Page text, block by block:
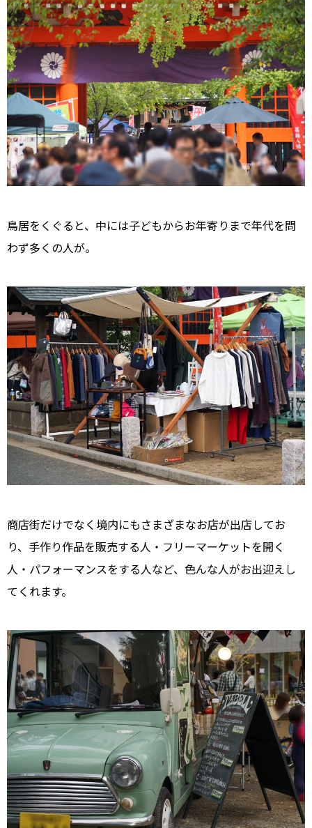
鳥居をくぐると、中には子どもからお年寄りまで年代を問
わず多くの人が。
商店街だけでなく境内にもさまざまなお店が出店してお
り、手作り作品を販売する人・フリーマーケットを開く
人・パフォーマンスをする人など、色んな人がお出迎えし
てくれます。